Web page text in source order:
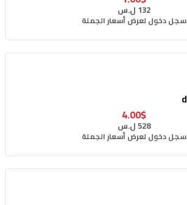
132 ل.س
سجل دخول لعرض أسعار الجملة
4.00$
528 ل.س
سجل دخول لعرض أسعار الجملة